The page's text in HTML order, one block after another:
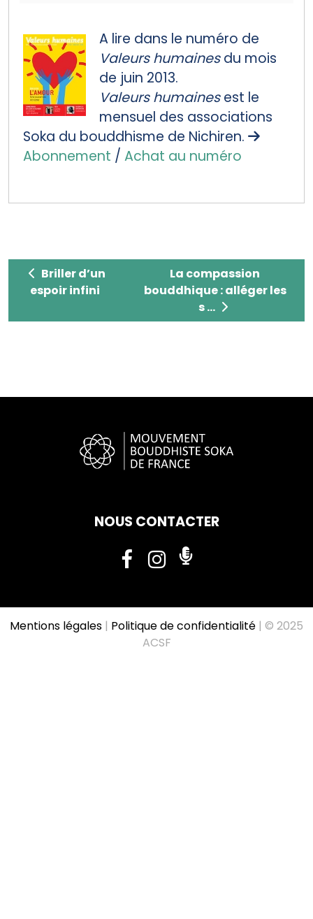
A lire dans le numéro de
Valeurs humainesdu mois
de juin 2013.
Valeurs humainesest le
mensuel des associations
Soka du bouddhisme de Nichiren.
Abonnement / Achat au numéro
Briller d’un espoir infini
Briller d’un
espoir infini
La compassion
La compassion
bouddhique : alléger les
s ...
NOUS CONTACTER
Mentions légales | Politique de confidentialité | © 2025
ACSF